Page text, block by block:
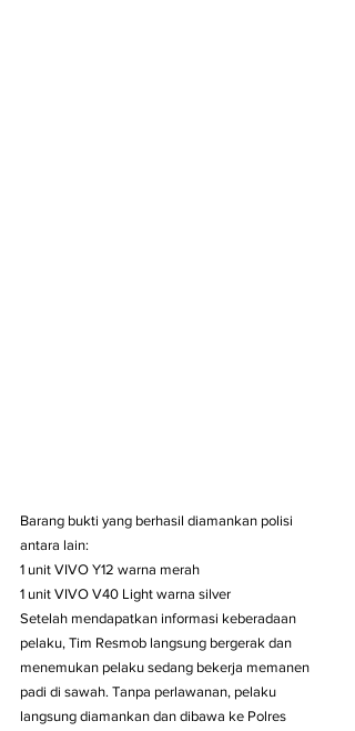
Barang bukti yang berhasil diamankan polisi
antara lain:
1 unit VIVO Y12 warna merah
1 unit VIVO V40 Light warna silver
Setelah mendapatkan informasi keberadaan
pelaku, Tim Resmob langsung bergerak dan
menemukan pelaku sedang bekerja memanen
padi di sawah. Tanpa perlawanan, pelaku
langsung diamankan dan dibawa ke Polres